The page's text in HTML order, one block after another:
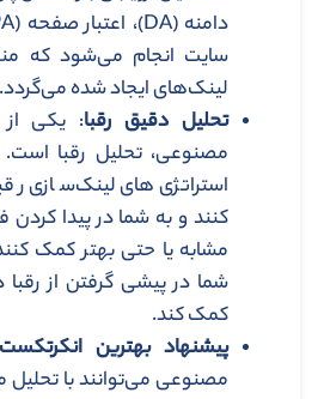
سایت انجام می‌شود که
لینک‌های ایجاد شده می‌گردد.
تحلیل دقیق رقبا: یکی
مصنوعی، تحلیل رقبا است.
استراتژی‌های لینک‌سازی
کنند و به شما در پیدا
مشابه یا حتی بهتر کمک
شما در پیشی گرفتن از
کمک کند.
پیشنهاد بهترین
مصنوعی می‌توانند با تحلیل